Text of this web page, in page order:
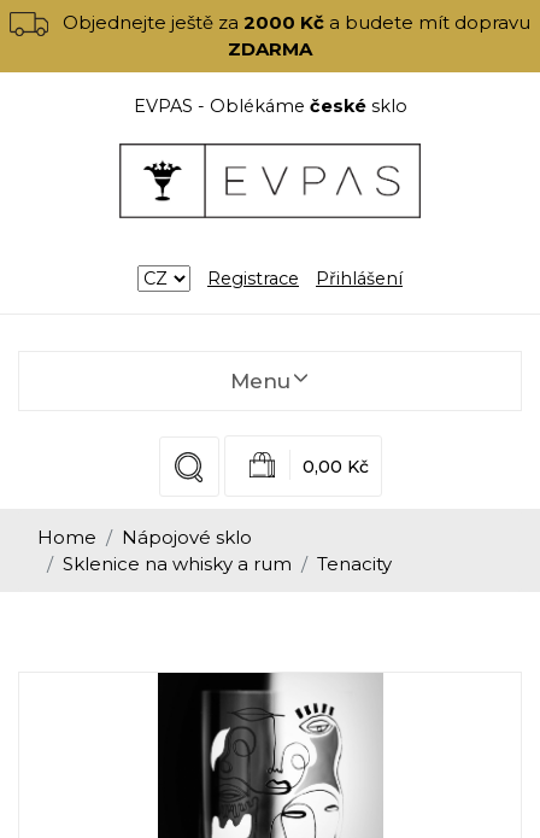
Objednejte ještě za2000 Kč a budete mít dopravu
ZDARMA
EVPAS - Oblékáme českésklo
Registrace Přihlášení
Menu
0,00 Kč
Home
Nápojové sklo
Sklenice na whisky a rum
Tenacity